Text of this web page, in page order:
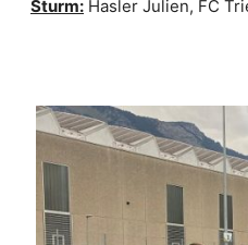
Sturm: Hasler Julien, FC